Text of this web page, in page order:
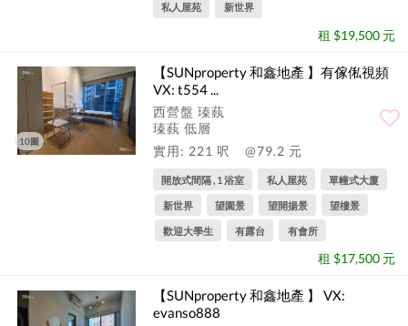
私人屋苑 新世界
租 $19,500 元
10圖
【SUNproperty 和鑫地產 】有傢俬視頻
VX: t554 ...
西營盤 瑧蓺
瑧蓺 低層
實用: 221 呎
@79.2 元
開放式間隔 , 1 浴室 私人屋苑 單幢式大廈
新世界 望園景 望開揚景 望樓景
歡迎大學生 有露台 有會所
租 $17,500 元
【SUNproperty 和鑫地產 】 VX:
evanso888